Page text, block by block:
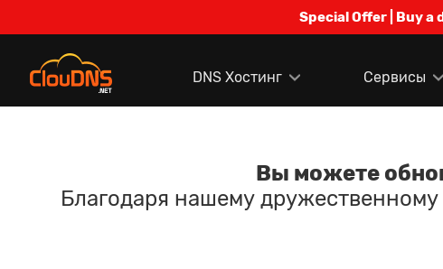
Special Offer | Buy a
DNS Хостинг Сервисы
Вы можете
Благодаря нашему